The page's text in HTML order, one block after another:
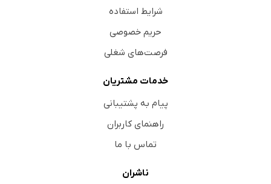
شرایط استفاده
حریم خصوصی
فرصت‌های شغلی
خدمات مشتریان
پیام به پشتیبانی
راهنمای کاربران
تماس با ما
ناشران